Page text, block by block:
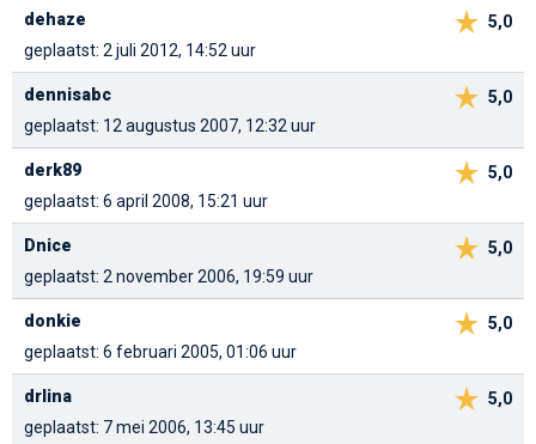
5,0
dehaze
geplaatst: 2 juli 2012, 14:52 uur
5,0
dennisabc
geplaatst: 12 augustus 2007, 12:32 uur
5,0
derk89
geplaatst: 6 april 2008, 15:21 uur
5,0
Dnice
geplaatst: 2 november 2006, 19:59 uur
5,0
donkie
geplaatst: 6 februari 2005, 01:06 uur
5,0
drlina
geplaatst: 7 mei 2006, 13:45 uur